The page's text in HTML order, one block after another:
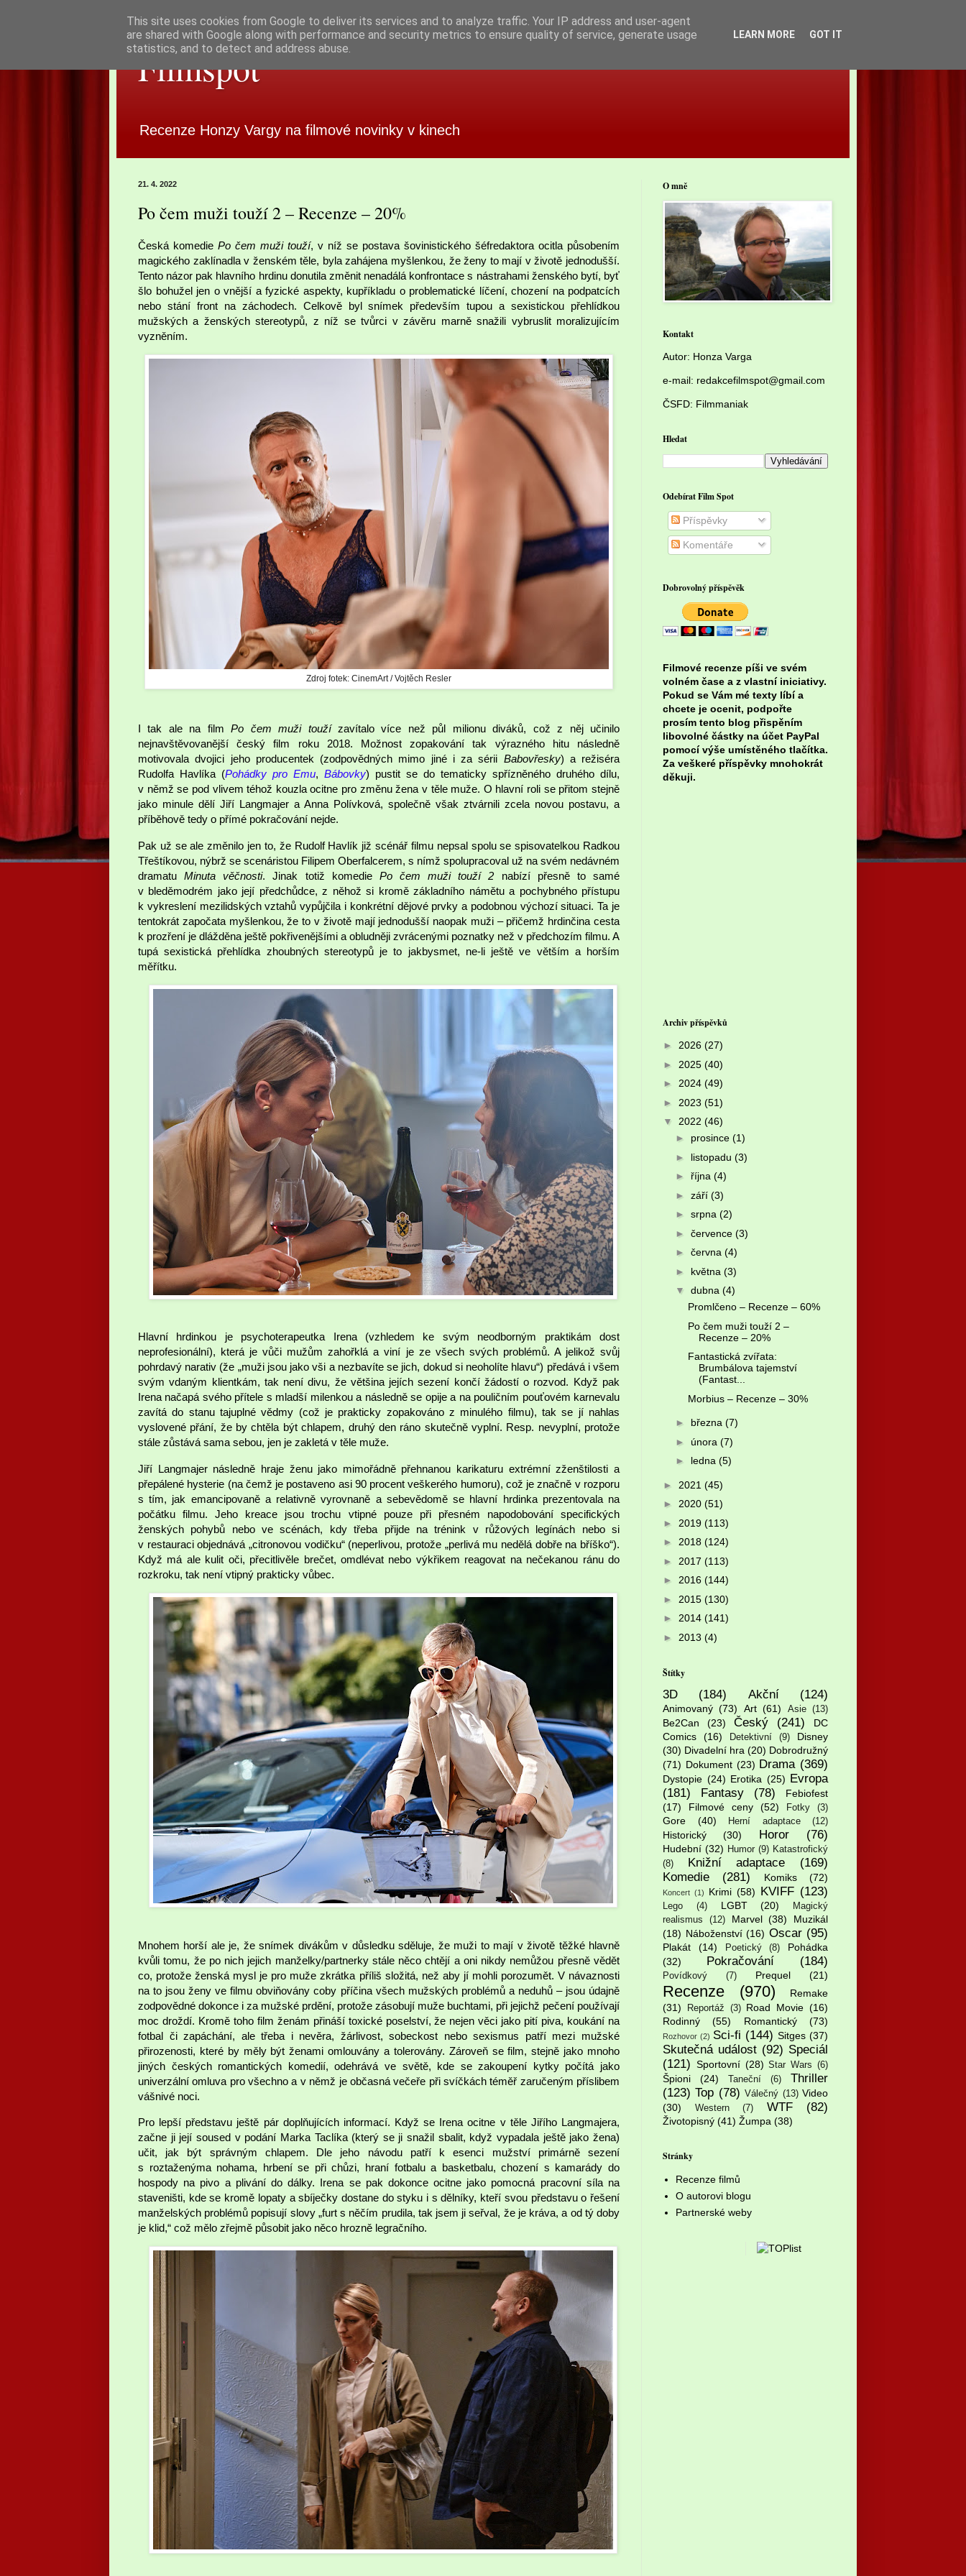
Filmspot
Recenze Honzy Vargy na filmové novinky v kinech
21. 4. 2022
Po čem muži touží 2 – Recenze – 20%
Česká komedie Po čem muži touží, v níž se postava šovinistického šéfredaktora ocitla působením
magického zaklínadla v ženském těle, byla zahájena myšlenkou, že ženy to mají v životě jednodušší.
Tento názor pak hlavního hrdinu donutila změnit nenadálá konfrontace s nástrahami ženského bytí, byť
šlo bohužel jen o vnější a fyzické aspekty, kupříkladu o problematické líčení, chození na podpatcích
nebo stání front na záchodech. Celkově byl snímek především tupou a sexistickou přehlídkou
mužských a ženských stereotypů, z níž se tvůrci v závěru marně snažili vybruslit moralizujícím
vyzněním.
Zdroj fotek: CinemArt / Vojtěch Resler
I tak ale na filmPo čem muži toužízavítalo více než půl milionu diváků, což z něj učinilo
nejnavštěvovanější český film roku 2018. Možnost zopakování tak výrazného hitu následně
motivovala dvojici jeho producentek (zodpovědných mimo jiné i za sérii Babovřesky) a režiséra
Rudolfa Havlíka (Pohádky pro Emu, Bábovky) pustit se do tematicky spřízněného druhého dílu,
v němž se pod vlivem téhož kouzla ocitne pro změnu žena v těle muže. O hlavní roli se přitom stejně
jako minule dělí Jiří Langmajer a Anna Polívková, společně však ztvárnili zcela novou postavu, a
příběhově tedy o přímé pokračování nejde.
Pak už se ale změnilo jen to, že Rudolf Havlík již scénář filmu nepsal spolu se spisovatelkou Radkou
Třeštíkovou, nýbrž se scenáristou Filipem Oberfalcerem, s nímž spolupracoval už na svém nedávném
dramatuMinuta věčnosti. Jinak totiž komedie Po čem muži touží 2 nabízí přesně to samé
v bleděmodrém jako její předchůdce, z něhož si kromě základního námětu a pochybného přístupu
k vykreslení mezilidských vztahů vypůjčila i konkrétní dějové prvky a podobnou výchozí situaci. Ta je
tentokrát započata myšlenkou, že to v životě mají jednodušší naopak muži – přičemž hrdinčina cesta
k prozření je dlážděna ještě pokřivenějšími a obludněji zvrácenými poznatky než v předchozím filmu. A
tupá sexistická přehlídka zhoubných stereotypů je to jakbysmet, ne-li ještě ve větším a horším
měřítku.
Hlavní hrdinkou je psychoterapeutka Irena (vzhledem ke svým neodborným praktikám dost
neprofesionální), která je vůči mužům zahořklá a viní je ze všech svých problémů. A jelikož svůj
pohrdavý narativ (že „muži jsou jako vši a nezbavíte se jich, dokud si neoholíte hlavu“) předává i všem
svým vdaným klientkám, tak není divu, že většina jejích sezení končí žádostí o rozvod. Když pak
Irena načapá svého přítele s mladší milenkou a následně se opije a na pouličním pouťovém karnevalu
zavítá do stanu tajuplné vědmy (což je prakticky zopakováno z minulého filmu), tak se jí nahlas
vyslovené přání, že by chtěla být chlapem, druhý den ráno skutečně vyplní. Resp. nevyplní, protože
stále zůstává sama sebou, jen je zakletá v těle muže.
Jiří Langmajer následně hraje ženu jako mimořádně přehnanou karikaturu extrémní zženštilosti a
přepálené hysterie (na čemž je postaveno asi 90 procent veškerého humoru), což je značně v rozporu
s tím, jak emancipovaně a relativně vyrovnaně a sebevědomě se hlavní hrdinka prezentovala na
počátku filmu. Jeho kreace jsou trochu vtipné pouze při přesném napodobování specifických
ženských pohybů nebo ve scénách, kdy třeba přijde na trénink v růžových legínách nebo si
v restauraci objednává „citronovou vodičku“ (neperlivou, protože „perlivá mu nedělá dobře na bříško“).
Když má ale kulit oči, přecitlivěle brečet, omdlévat nebo výkřikem reagovat na nečekanou ránu do
rozkroku, tak není vtipný prakticky vůbec.
Mnohem horší ale je, že snímek divákům v důsledku sděluje, že muži to mají v životě těžké hlavně
kvůli tomu, že po nich jejich manželky/partnerky stále něco chtějí a oni nikdy nemůžou přesně vědět
co, protože ženská mysl je pro muže zkrátka příliš složitá, než aby jí mohli porozumět. V návaznosti
na to jsou ženy ve filmu obviňovány coby příčina všech mužských problémů a neduhů – jsou údajně
zodpovědné dokonce i za mužské prdění, protože zásobují muže buchtami, při jejichž pečení používají
moc droždí. Kromě toho film ženám přináší toxické poselství, že nejen věci jako pití piva, koukání na
fotbal či zapáchání, ale třeba i nevěra, žárlivost, sobeckost nebo sexismus patří mezi mužské
přirozenosti, které by měly být ženami omlouvány a tolerovány. Zároveň se film, stejně jako mnoho
jiných českých romantických komedií, odehrává ve světě, kde se zakoupení kytky počítá jako
univerzální omluva pro všechno a v němž je občasná večeře při svíčkách téměř zaručeným příslibem
vášnivé noci.
Pro lepší představu ještě pár doplňujících informací. Když se Irena ocitne v těle Jiřího Langmajera,
začne ji její soused v podání Marka Taclíka (který se ji snažil sbalit, když vypadala ještě jako žena)
učit, jak být správným chlapem. Dle jeho návodu patří k esenci mužství primárně sezení
s roztaženýma nohama, hrbení se při chůzi, hraní fotbalu a basketbalu, chození s kamarády do
hospody na pivo a plivání do dálky. Irena se pak dokonce ocitne jako pomocná pracovní síla na
staveništi, kde se kromě lopaty a sbíječky dostane do styku i s dělníky, kteří svou představu o řešení
manželských problémů popisují slovy „furt s něčím prudila, tak jsem ji seřval, že je kráva, a od tý doby
je klid,“ což mělo zřejmě působit jako něco hrozně legračního.
O mně
Kontakt
Autor: Honza Varga
e-mail: redakcefilmspot@gmail.com
ČSFD: Filmmaniak
Hledat
Odebírat Film Spot
Příspěvky
Komentáře
Dobrovolný příspěvěk
Filmové recenze píši ve svém
volném čase a z vlastní iniciativy.
Pokud se Vám mé texty líbí a
chcete je ocenit, podpořte
prosím tento blog přispěním
libovolné částky na účet PayPal
pomocí výše umístěného tlačítka.
Za veškeré příspěvky mnohokrát
děkuji.
Archiv příspěvků
► 2026 (27)
► 2025 (40)
► 2024 (49)
► 2023 (51)
▼ 2022 (46)
► prosince (1)
► listopadu (3)
► října (4)
► září (3)
► srpna (2)
► července (3)
► června (4)
► května (3)
▼ dubna (4)
Promlčeno – Recenze – 60%
Po čem muži touží 2 –
Recenze – 20%
Fantastická zvířata:
Brumbálova tajemství
(Fantast...
Morbius – Recenze – 30%
► března (7)
► února (7)
► ledna (5)
► 2021 (45)
► 2020 (51)
► 2019 (113)
► 2018 (124)
► 2017 (113)
► 2016 (144)
► 2015 (130)
► 2014 (141)
► 2013 (4)
Štítky
3D (184) Akční (124)
Animovaný (73) Art (61) Asie (13)
Be2Can (23) Český (241)
DC
Comics
(16) Detektivní (9)
Disney
(30) Divadelní hra (20) Dobrodružný
(71) Dokument (23) Drama (369)
Dystopie (24) Erotika (25)
Evropa
(181)
Fantasy (78)
Febiofest
(17)
Filmové ceny (52) Fotky (3)
Gore (40) Herní adaptace (12)
Historický (30) Horor (76)
Hudební (32) Humor (9) Katastrofický
(8)
Knižní adaptace
(169)
Komedie
(281) Komiks (72)
Koncert (1) Krimi (58) KVIFF (123)
Lego (4) LGBT (20)
Magický
realismus
(12) Marvel (38)
Muzikál
(18) Náboženství (16) Oscar (95)
Plakát (14) Poetický (8)
Pohádka
(32)
Pokračování (184)
Povídkový (7) Prequel (21)
Recenze (970)
Remake
(31)
Reportáž (3) Road Movie (16)
Rodinný
(55) Romantický (73)
Rozhovor (2) Sci-fi (144) Sitges (37)
Skutečná událost (92) Speciál
(121) Sportovní (28) Star Wars (6)
Špioni (24) Taneční (6)
Thriller
(123) Top (78) Válečný (13) Video
(30)
Western (7) WTF (82)
Životopisný (41) Žumpa (38)
Stránky
Recenze filmů
O autorovi blogu
Partnerské weby
This site uses cookies from Google to deliver its services and to analyze traffic. Your IP address and user-agent
are shared with Google along with performance and security metrics to ensure quality of service, generate usage
statistics, and to detect and address abuse.
LEARN MORE GOT IT